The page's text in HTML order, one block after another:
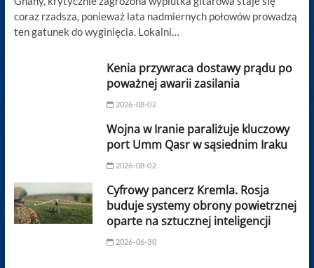
coraz rzadsza, ponieważ lata nadmiernych połowów prowadzą
ten gatunek do wyginięcia. Lokalni…
Kenia przywraca dostawy prądu po
poważnej awarii zasilania
2026-08-02
Wojna w Iranie paraliżuje kluczowy
port Umm Qasr w sąsiednim Iraku
2026-08-02
Cyfrowy pancerz Kremla. Rosja
buduje systemy obrony powietrznej
oparte na sztucznej inteligencji
2026-06-30